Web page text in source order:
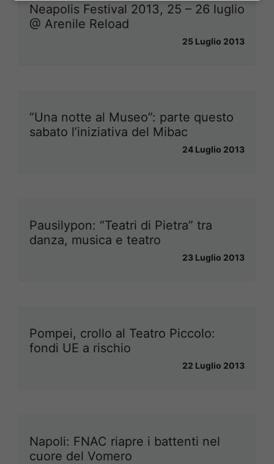
Neapolis Festival 2013, 25 – 26 luglio
@ Arenile Reload
25 Luglio 2013
“Una notte al Museo”: parte questo
sabato l’iniziativa del Mibac
24 Luglio 2013
Pausilypon: “Teatri di Pietra” tra
danza, musica e teatro
23 Luglio 2013
Pompei, crollo al Teatro Piccolo:
fondi UE a rischio
22 Luglio 2013
Napoli: FNAC riapre i battenti nel
cuore del Vomero